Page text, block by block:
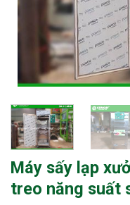
Máy sấy lạp
treo năng suất